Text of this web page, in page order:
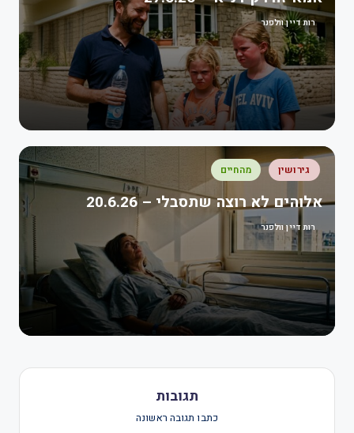
רות דיין וולפנר
גירושין מהחיים
אלוהים לא רוצה שתסבלי – 20.6.26
רות דיין וולפנר
תגובות
כתבו תגובה ראשונה